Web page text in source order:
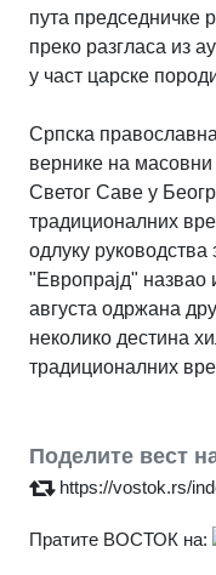
пута председничке
преко разгласа из
у част царске
Српска
вернике на
Светог Саве у
традиционалних
одлуку
"Европрајд" назвао
августа одржана
неколико дестина
традиционалних
Поделите вест
https://vostok.rs/
Пратите ВОСТОК на: